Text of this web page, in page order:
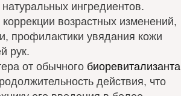
ингредиентов.
возрастных изменений,
профилактики увядания кожи
рук.
от обычного биоревитализанта
действия, что